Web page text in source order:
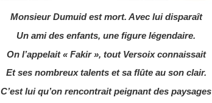
Monsieur Dumuid est mort. Avec lui disparaît
Un ami des enfants, une figure légendaire.
On l’appelait « Fakir », tout Versoix connaissait
Et ses nombreux talents et sa flûte au son clair.
C’est lui qu’on rencontrait peignant des paysages